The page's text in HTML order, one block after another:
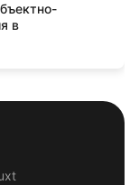
в